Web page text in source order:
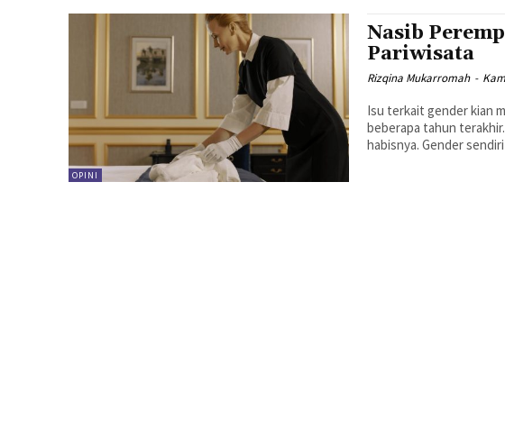
OPINI
Nasib
Pariwisata
Rizqina Mukarromah -
Isu terkait gender kian
beberapa tahun
habisnya. Gender